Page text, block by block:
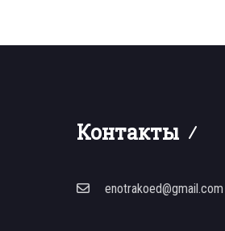
Контакты
enotrakoed@gmail.com